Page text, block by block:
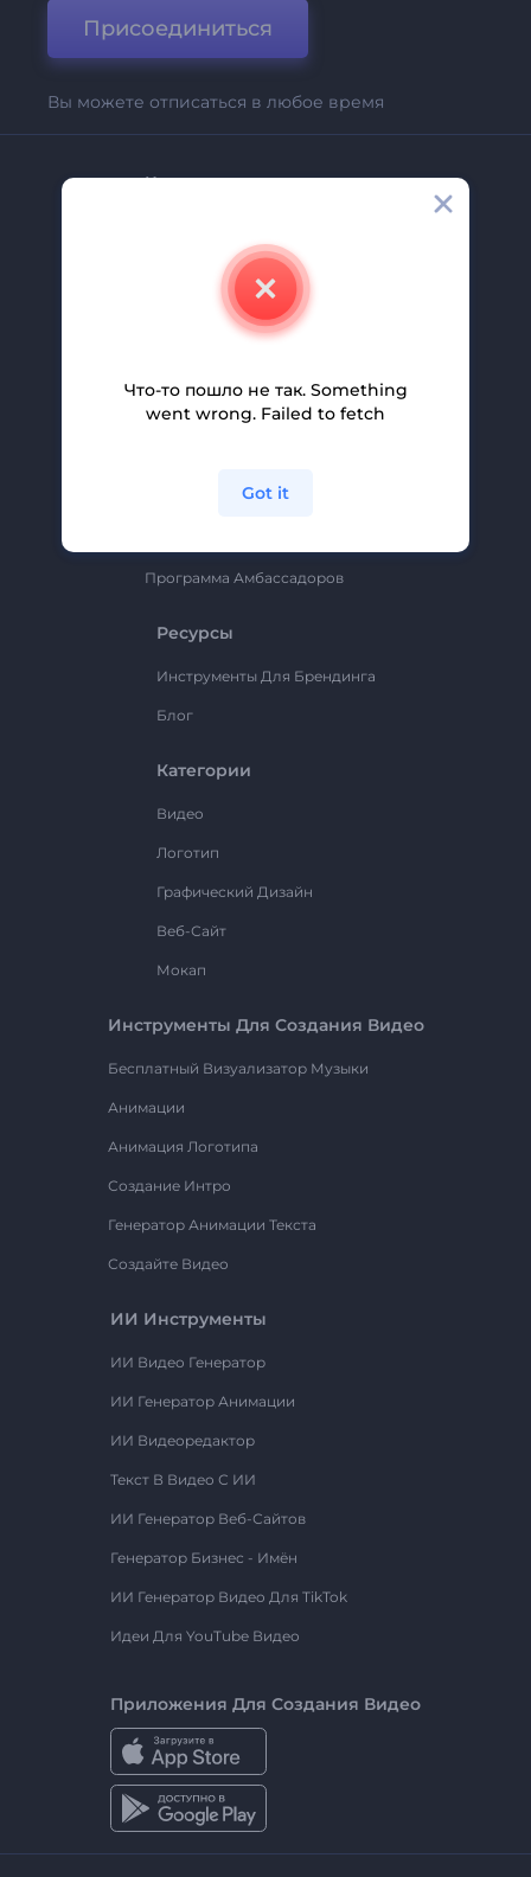
Присоединиться
Вы можете отписаться в любое время
Компания
Свяжитесь С Нами
Помощь И Поддержка
Партнерская Программа
Политика Конфиденциальности
Программа Амбассадоров
Ресурсы
Инструменты Для Брендинга
Блог
Категории
Видео
Логотип
Графический Дизайн
Веб-Сайт
Мокап
Инструменты Для Создания Видео
Бесплатный Визуализатор Музыки
Анимации
Анимация Логотипа
Создание Интро
Генератор Анимации Текста
Создайте Видео
ИИ Инструменты
ИИ Видео Генератор
ИИ Генератор Анимации
ИИ Видеоредактор
Текст В Видео С ИИ
ИИ Генератор Веб-Сайтов
Генератор Бизнес - Имён
ИИ Генератор Видео Для TikTok
Идеи Для YouTube Видео
Приложения Для Создания Видео
Что-то пошло не так. Something
went wrong. Failed to fetch
Got it